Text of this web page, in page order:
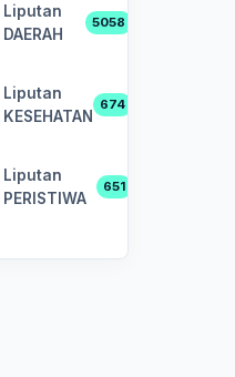
Liputan
DAERAH
5058
Liputan
KESEHATAN
674
Liputan
PERISTIWA
651